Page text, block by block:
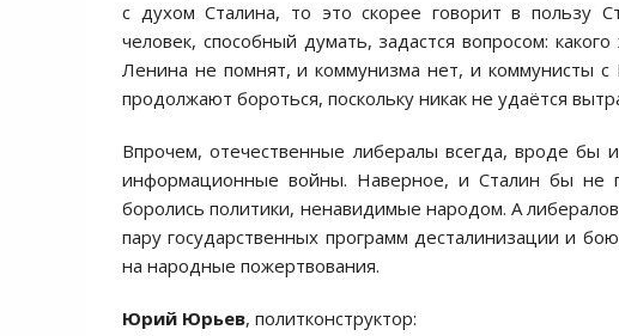
с духом Сталина, то это скорее говорит в пользу
человек, способный думать, задастся вопросом:
Ленина не помнят, и коммунизма нет, и коммунисты
продолжают бороться, поскольку никак не удаётся
Впрочем, отечественные либералы всегда, вроде
информационные войны. Наверное, и Сталин бы не
боролись политики, ненавидимые народом. А
пару государственных программ десталинизации и
на народные пожертвования.
Юрий Юрьев, политконструктор: